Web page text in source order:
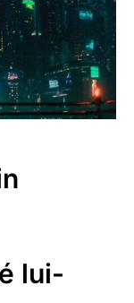
lui-